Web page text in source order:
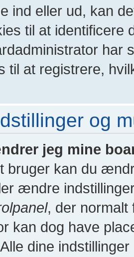
ind eller ud, kan
til at identificere
har
til at registrere,
og
jeg mine
bruger kan du
ændre
, der normalt
kan dog have
dine